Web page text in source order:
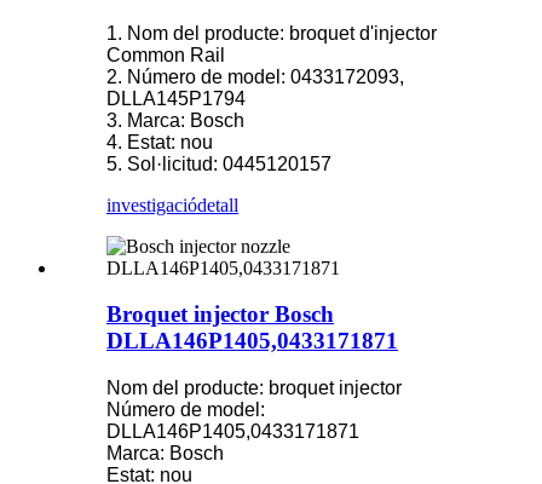
1. Nom del producte: broquet d'injector
Common Rail
2. Número de model: 0433172093,
DLLA145P1794
3. Marca: Bosch
4. Estat: nou
5. Sol·licitud: 0445120157
investigaciódetall
Broquet injector Bosch
DLLA146P1405,0433171871
Nom del producte: broquet injector
Número de model:
DLLA146P1405,0433171871
Marca: Bosch
Estat: nou